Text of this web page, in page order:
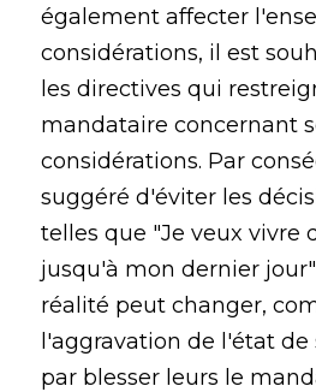
également affecter
considérations, il est
les directives qui
mandataire concernant
considérations. Par
suggéré d'éviter les
telles que "Je veux vivre
jusqu'à mon dernier
réalité peut changer,
l'aggravation de l'état
par blesser leurs le